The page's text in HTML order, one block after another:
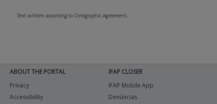
Text written according to Ortographic Agreement.
ABOUT THE PORTAL
Privacy
Accessibility
IFAP CLOSER
IFAP Mobile App
Denúncias